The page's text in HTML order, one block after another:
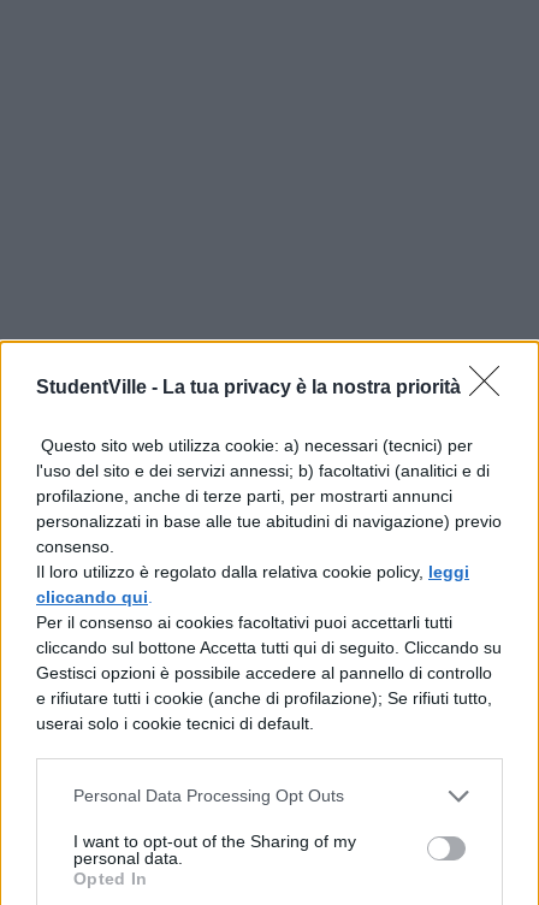
StudentVille - La tua privacy è la nostra priorità
Questo sito web utilizza cookie: a) necessari (tecnici) per
l'uso del sito e dei servizi annessi; b) facoltativi (analitici e di
profilazione, anche di terze parti, per mostrarti annunci
personalizzati in base alle tue abitudini di navigazione) previo
consenso.
Il loro utilizzo è regolato dalla relativa cookie policy, leggi
cliccando qui
Per il consenso ai cookies facoltativi puoi accettarli tutti
cliccando sul bottone Accetta tutti qui di seguito. Cliccando su
Gestisci opzioni è possibile accedere al pannello di controllo
e rifiutare tutti i cookie (anche di profilazione); Se rifiuti tutto,
userai solo i cookie tecnici di default.
Personal Data Processing Opt Outs
I want to opt-out of the Sharing of my
personal data.
Opted In